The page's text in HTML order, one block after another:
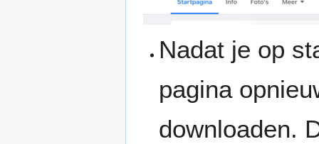
Nadat je op
pagina
downloaden.